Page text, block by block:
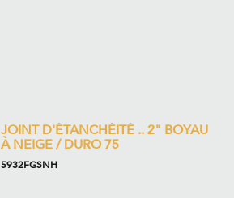
JOINT D'ÉTANCHÉITÉ .. 2" BOYAU
À NEIGE / DURO 75
5932FGSNH